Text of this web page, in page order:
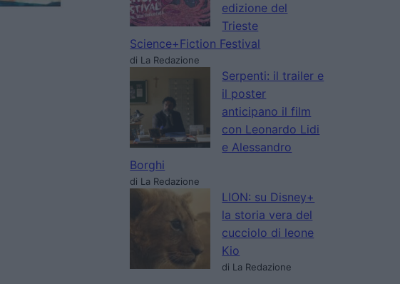
edizione del
Trieste
Science+Fiction Festival
di La Redazione
Serpenti: il trailer e
il poster
anticipano il film
con Leonardo Lidi
e Alessandro
Borghi
di La Redazione
LION: su Disney+
la storia vera del
cucciolo di leone
Kio
di La Redazione